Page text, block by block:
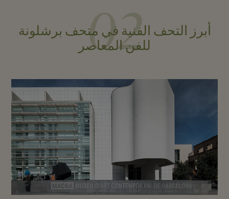
02
أبرز التحف الفنية في متحف برشلونة
للفن المعاصر